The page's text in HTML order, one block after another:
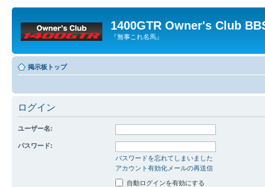
1400GTR Owner's Club
『無事これ名馬』
掲示板トップ
ログイン
ユーザー名:
パスワード:
パスワードを忘れてしまいました
アカウント有効化メールの再送信
自動ログインを有効にする